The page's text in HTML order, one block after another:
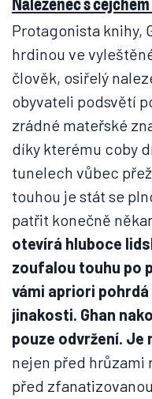
Protagonista knihy,
hrdinou ve
člověk, osiřelý
obyvateli podsvětí
zrádné mateřské
díky kterému coby
tunelech vůbec
touhou je stát se
patřit konečně
otevírá hluboce
zoufalou touhu po
vámi apriori
jinakosti. Ghan
pouze odvržení. Je
nejen před hrůzami
před